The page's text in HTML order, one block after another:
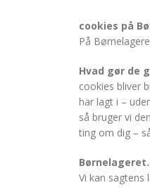
cookies på
På
Hvad gør de
cookies bliver
har lagt i –
så bruger vi
ting om dig –
Vi kan